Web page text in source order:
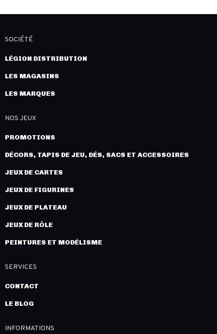
SOCIÉTÉ
LÉGION DISTRIBUTION
LES MAGASINS
LES MARQUES
NOS JEUX
PROMOTIONS
DÉCORS, TAPIS DE JEU, DÉS, SACS ET ACCESSOIRES
JEUX DE CARTES
JEUX DE FIGURINES
JEUX DE PLATEAU
JEUX DE RÔLE
PEINTURES ET MODÉLISME
SERVICES
CONTACT
LE BLOG
INFORMATIONS